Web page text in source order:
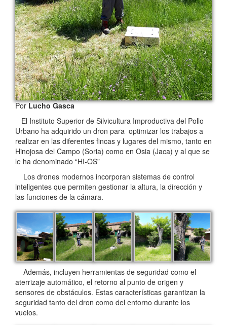
PorLucho Gasca
El Instituto Superior de Silvicultura Improductiva del Pollo
Urbano ha adquirido un dron para optimizar los trabajos a
realizar en las diferentes fincas y lugares del mismo, tanto en
Hinojosa del Campo (Soria) como en Osia (Jaca) y al que se
le ha denominado “HI-OS”
Los drones modernos incorporan sistemas de control
inteligentes que permiten gestionar la altura, la dirección y
las funciones de la cámara.
Además, incluyen herramientas de seguridad como el
aterrizaje automático, el retorno al punto de origen y
sensores de obstáculos. Estas características garantizan la
seguridad tanto del dron como del entorno durante los
vuelos.